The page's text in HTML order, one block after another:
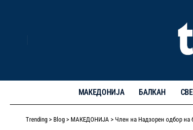
МАКЕДОНИЈА БАЛКАН
Trending > Blog > МАКЕДОНИЈА > Член на Надзорен одбор на